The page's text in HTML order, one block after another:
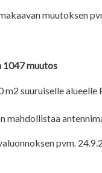
muutoksen
1047 muutos
suuruiselle
mahdollistaa
pvm.